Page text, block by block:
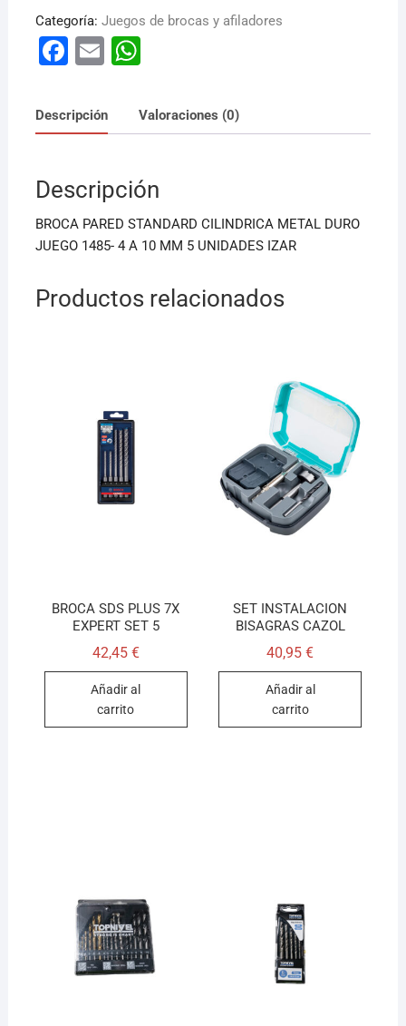
Categoría: Juegos de brocas y afiladores
F
c
e
o
o
k
E
ai
l
at
s
p
p
Descripción Valoraciones (0)
Descripción
BROCA PARED STANDARD CILINDRICA METAL DURO
JUEGO 1485- 4 A 10 MM 5 UNIDADES IZAR
Productos relacionados
BROCA SDS PLUS 7X
EXPERT SET 5
42,45 €
Añadir al
carrito
SET INSTALACION
BISAGRAS CAZOL
40,95€
Añadir al
carrito